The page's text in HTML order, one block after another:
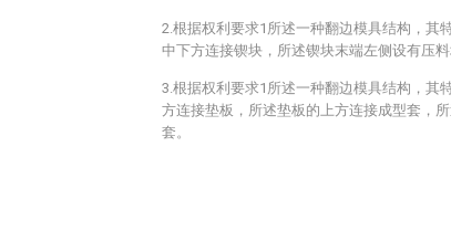
2.根据权利要求1所述一种翻边模具结构，其
中下方连接锲块，所述锲块末端左侧设有压料
3.根据权利要求1所述一种翻边模具结构，其
方连接垫板，所述垫板的上方连接成型套，
套。